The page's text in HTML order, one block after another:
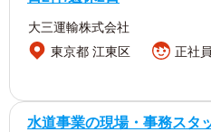
大三運輸株式会社
東京都 江東区
正社
水道事業の現場・事務スタ